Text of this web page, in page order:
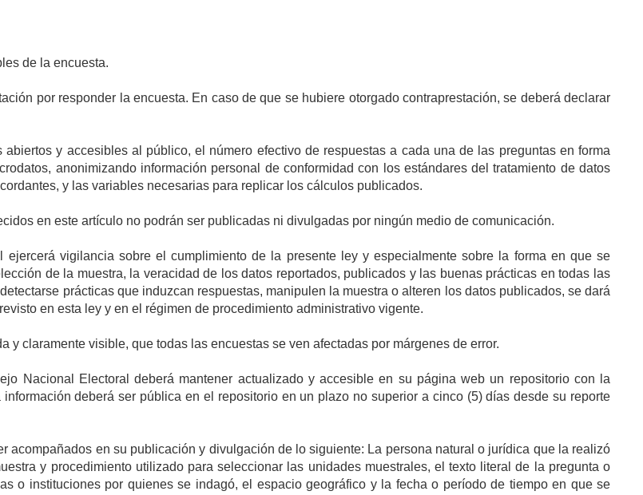
de la encuesta.
por responder la encuesta. En caso de que se hubiere otorgado contraprestación, se deberá declarar
y accesibles al público, el número efectivo de respuestas a cada una de las preguntas en forma
anonimizando información personal de conformidad con los estándares del tratamiento de datos
y las variables necesarias para replicar los cálculos publicados.
en este artículo no podrán ser publicadas ni divulgadas por ningún medio de comunicación.
vigilancia sobre el cumplimiento de la presente ley y especialmente sobre la forma en que se
de la muestra, la veracidad de los datos reportados, publicados y las buenas prácticas en todas las
prácticas que induzcan respuestas, manipulen la muestra o alteren los datos publicados, se dará
en esta ley y en el régimen de procedimiento administrativo vigente.
y claramente visible, que todas las encuestas se ven afectadas por márgenes de error.
Nacional Electoral deberá mantener actualizado y accesible en su página web un repositorio con la
deberá ser pública en el repositorio en un plazo no superior a cinco (5) días desde su reporte
acompañados en su publicación y divulgación de lo siguiente: La persona natural o jurídica que la realizó
y procedimiento utilizado para seleccionar las unidades muestrales, el texto literal de la pregunta o
o instituciones por quienes se indagó, el espacio geográfico y la fecha o período de tiempo en que se